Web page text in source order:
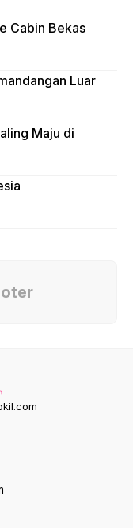
Cabin Bekas
Luar
Maju di